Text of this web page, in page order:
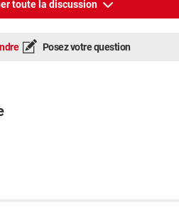
toute la discussion
Posez votre question